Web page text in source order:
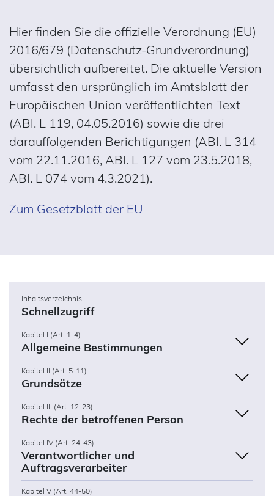
Hier finden Sie die offizielle Verordnung (EU)
2016/679 (Datenschutz-Grundverordnung)
übersichtlich aufbereitet. Die aktuelle Version
umfasst den ursprünglich im Amtsblatt der
Europäischen Union veröffentlichten Text
(ABl. L 119, 04.05.2016) sowie die drei
darauffolgenden Berichtigungen (ABl. L 314
vom 22.11.2016, ABl. L 127 vom 23.5.2018,
ABl. L 074 vom 4.3.2021).
Zum Gesetzblatt der EU
Inhaltsverzeichnis
Schnellzugriff
Kapitel I (Art. 1-4)
Allgemeine Bestimmungen
Kapitel II (Art. 5-11)
Grundsätze
Kapitel III (Art. 12-23)
Rechte der betroffenen Person
Kapitel IV (Art. 24-43)
Verantwortlicher und
Auftragsverarbeiter
Kapitel V (Art. 44-50)